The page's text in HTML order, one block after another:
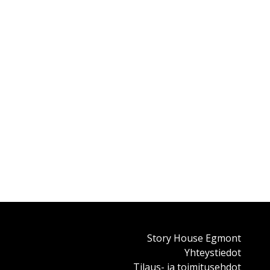
Story House Egmont
Yhteystiedot
Tilaus- ja toimitusehdot